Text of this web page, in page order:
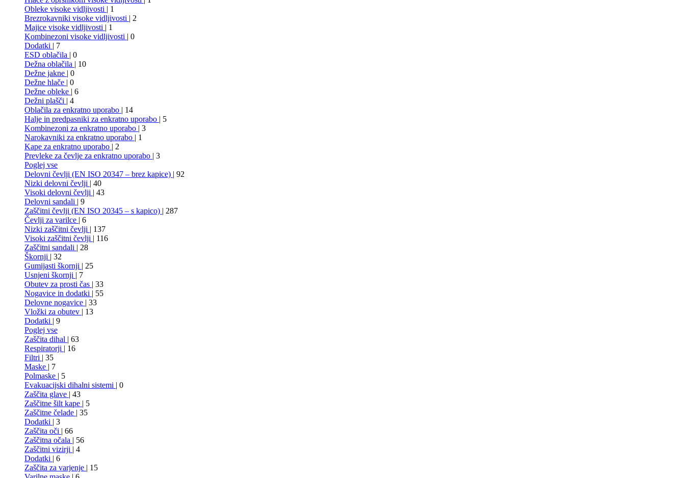
Obleke visoke vidljivosti | 1
Brezrokavniki visoke vidljivosti | 2
Majice visoke vidljivosti | 1
Kombinezoni visoke vidljivosti | 0
Dodatki | 7
ESD oblačila | 0
Dežna oblačila | 10
Dežne jakne | 0
Dežne hlače | 0
Dežne obleke | 6
Dežni plašči | 4
Oblačila za enkratno uporabo | 14
Halje in predpasniki za enkratno uporabo | 5
Kombinezoni za enkratno uporabo | 3
Narokavniki za enkratno uporabo | 1
Kape za enkratno uporabo | 2
Prevleke za čevlje za enkratno uporabo | 3
Poglej vse
Delovni čevlji (EN ISO 20347 – brez kapice) | 92
Nizki delovni čevlji | 40
Visoki delovni čevlji | 43
Delovni sandali | 9
Zaščitni čevlji (EN ISO 20345 – s kapico) | 287
Čevlji za varilce | 6
Nizki zaščitni čevlji | 137
Visoki zaščitni čevlji | 116
Zaščitni sandali | 28
Škornji | 32
Gumijasti škornji | 25
Usnjeni škornji | 7
Obutev za prosti čas | 33
Nogavice in dodatki | 55
Delovne nogavice | 33
Vložki za obutev | 13
Dodatki | 9
Poglej vse
Zaščita dihal | 63
Respiratorji | 16
Filtri | 35
Maske | 7
Polmaske | 5
Evakuacijski dihalni sistemi | 0
Zaščita glave | 43
Zaščitne šilt kape | 5
Zaščitne čelade | 35
Dodatki | 3
Zaščita oči | 66
Zaščitna očala | 56
Zaščitni vizirji | 4
Dodatki | 6
Zaščita za varjenje | 15